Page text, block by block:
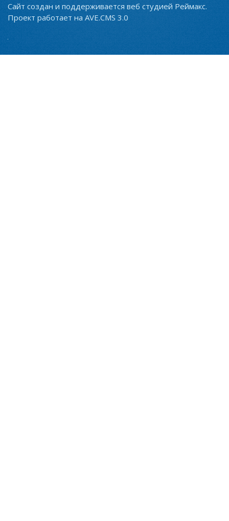
Сайт создан и поддерживается веб студией Реймакс.
Проект работает на AVE.CMS 3.0